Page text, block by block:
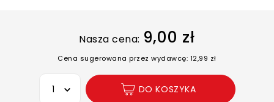
Nasza cena: 9,00 zł
Cena sugerowana przez wydawcę: 12,99 zł
Wybierz opcję
DO KOSZYKA